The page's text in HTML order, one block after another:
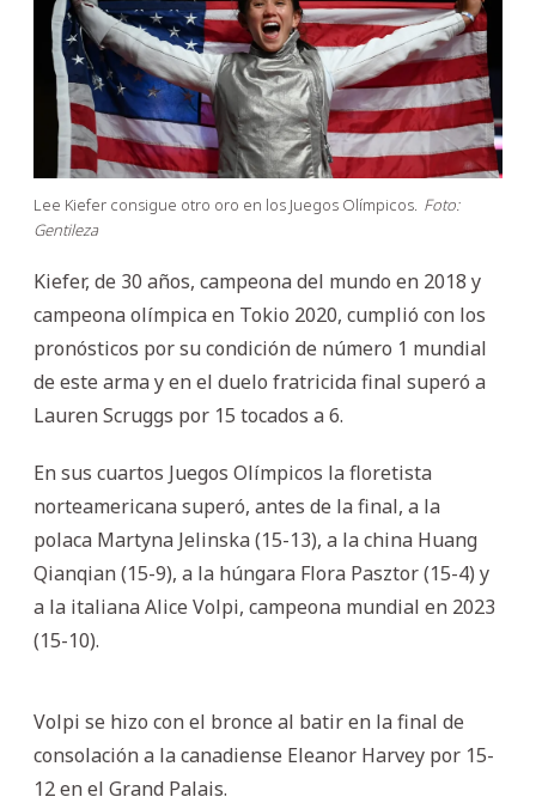
Lee Kiefer consigue otro oro en los Juegos Olímpicos. Foto:
Gentileza
Kiefer, de 30 años, campeona del mundo en 2018 y
campeona olímpica en Tokio 2020, cumplió con los
pronósticos por su condición de número 1 mundial
de este arma y en el duelo fratricida final superó a
Lauren Scruggs por 15 tocados a 6.
En sus cuartos Juegos Olímpicos la floretista
norteamericana superó, antes de la final, a la
polaca Martyna Jelinska (15-13), a la china Huang
Qianqian (15-9), a la húngara Flora Pasztor (15-4) y
a la italiana Alice Volpi, campeona mundial en 2023
(15-10).
Volpi se hizo con el bronce al batir en la final de
consolación a la canadiense Eleanor Harvey por 15-
12 en el Grand Palais.